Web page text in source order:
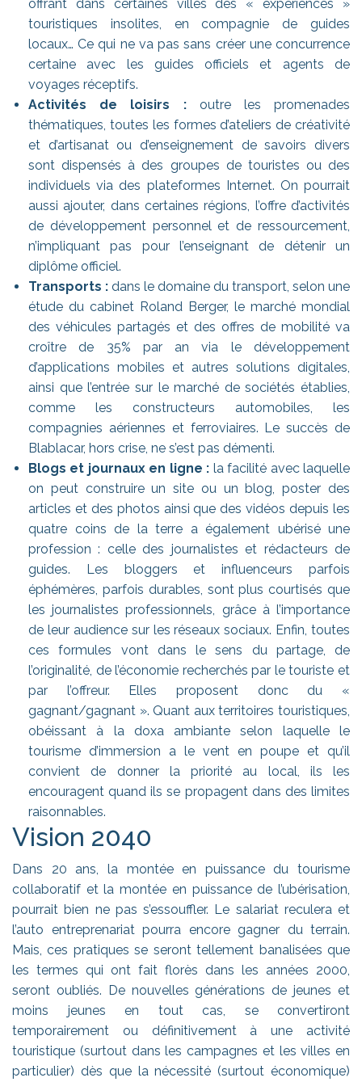
offrant dans certaines villes des « expériences »
touristiques insolites, en compagnie de guides
locaux… Ce qui ne va pas sans créer une concurrence
certaine avec les guides officiels et agents de
voyages réceptifs.
Activités de loisirs :outre les promenades
thématiques, toutes les formes d’ateliers de créativité
et d’artisanat ou d’enseignement de savoirs divers
sont dispensés à des groupes de touristes ou des
individuels via des plateformes Internet. On pourrait
aussi ajouter, dans certaines régions, l’offre d’activités
de développement personnel et de ressourcement,
n’impliquant pas pour l’enseignant de détenir un
diplôme officiel.
Transports : dans le domaine du transport, selon une
étude du cabinet Roland Berger, le marché mondial
des véhicules partagés et des offres de mobilité va
croître de 35% par an via le développement
d’applications mobiles et autres solutions digitales,
ainsi que l’entrée sur le marché de sociétés établies,
comme les constructeurs automobiles, les
compagnies aériennes et ferroviaires. Le succès de
Blablacar, hors crise, ne s’est pas démenti.
Blogs et journaux en ligne : la facilité avec laquelle
on peut construire un site ou un blog, poster des
articles et des photos ainsi que des vidéos depuis les
quatre coins de la terre a également ubérisé une
profession : celle des journalistes et rédacteurs de
guides. Les bloggers et influenceurs parfois
éphémères, parfois durables, sont plus courtisés que
les journalistes professionnels, grâce à l’importance
de leur audience sur les réseaux sociaux. Enfin, toutes
ces formules vont dans le sens du partage, de
l’originalité, de l’économie recherchés par le touriste et
par l’offreur. Elles proposent donc du «
gagnant/gagnant ». Quant aux territoires touristiques,
obéissant à la doxa ambiante selon laquelle le
tourisme d’immersion a le vent en poupe et qu’il
convient de donner la priorité au local, ils les
encouragent quand ils se propagent dans des limites
raisonnables.
Vision 2040
Dans 20 ans, la montée en puissance du tourisme
collaboratif et la montée en puissance de l’ubérisation,
pourrait bien ne pas s’essouffler. Le salariat reculera et
l’auto entreprenariat pourra encore gagner du terrain.
Mais, ces pratiques se seront tellement banalisées que
les termes qui ont fait florès dans les années 2000,
seront oubliés. De nouvelles générations de jeunes et
moins jeunes en tout cas, se convertiront
temporairement ou définitivement à une activité
touristique (surtout dans les campagnes et les villes en
particulier) dès que la nécessité (surtout économique)